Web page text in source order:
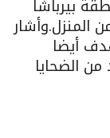
بيرباشا
المنزل.وأشار
أيضا
الضحايا